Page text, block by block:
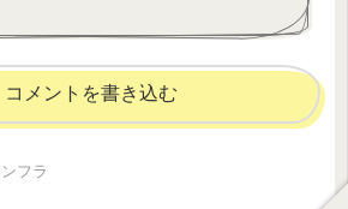
コメントを書き込む
フラ